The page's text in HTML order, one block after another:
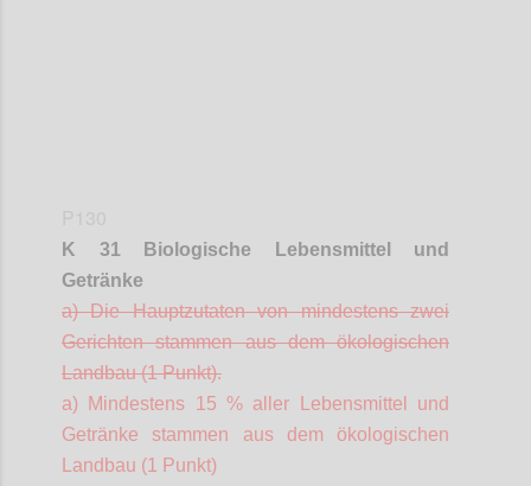
K 31 Biologische Lebensmittel und
Getränke
a) Die Hauptzutaten von mindestens zwei
Gerichten stammen aus dem ökologischen
Landbau (1 Punkt).
a) Mindestens 15 % aller Lebensmittel und
Getränke stammen aus dem ökologischen
Landbau (1 Punkt)